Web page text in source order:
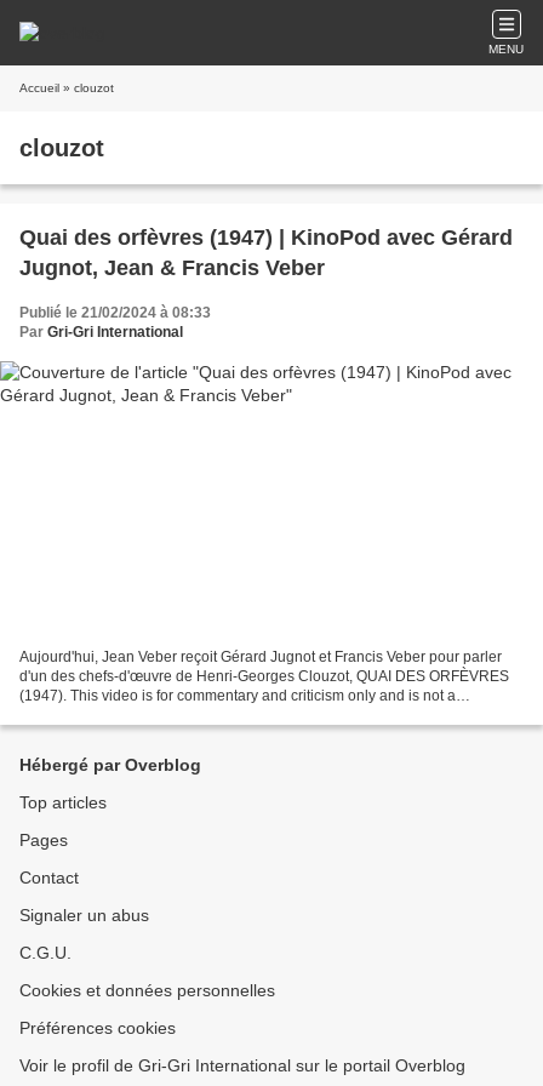
MENU
Accueil » clouzot
clouzot
Quai des orfèvres (1947) | KinoPod avec Gérard
Jugnot, Jean & Francis Veber
Publié le 21/02/2024 à 08:33
Par Gri-Gri International
Aujourd'hui, Jean Veber reçoit Gérard Jugnot et Francis Veber pour parler
d'un des chefs-d'œuvre de Henri-Georges Clouzot, QUAI DES ORFÈVRES
(1947). This video is for commentary and criticism only and is not a
Hébergé par Overblog
Top articles
Pages
Contact
Signaler un abus
C.G.U.
Cookies et données personnelles
Préférences cookies
Voir le profil de Gri-Gri International sur le portail Overblog